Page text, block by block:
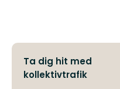
Ta dig hit med
kollektivtrafik